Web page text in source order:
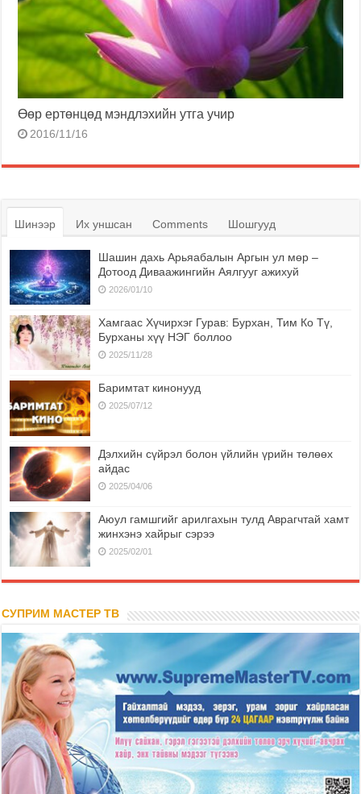
Өөр ертөнцөд мэндлэхийн утга учир
2016/11/16
Шинээр Их уншсан Comments Шошгууд
Шашин дахь Арьяабалын Аргын ул мөр –
Дотоод Диваажингийн Аялгууг ажихуй
2026/01/10
Хамгаас Хүчирхэг Гурав: Бурхан, Тим Ко Тү,
Бурханы хүү НЭГ боллоо
2025/11/28
Баримтат кинонууд
2025/07/12
Дэлхийн сүйрэл болон үйлийн үрийн төлөөх
айдас
2025/04/06
Аюул гамшгийг арилгахын тулд Аврагчтай хамт
жинхэнэ хайрыг сэрээ
2025/02/01
СУПРИМ МАСТЕР ТВ